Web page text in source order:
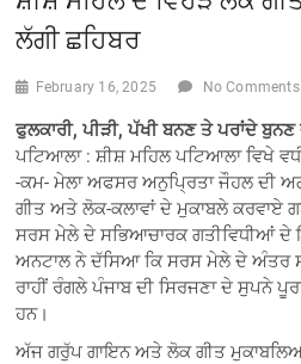
ਲੱਗੀ ਛਹਿਬਰ
February 16, 2025 No Comments
ਫੁਲਕਾਰੀ, ਪੀੜੀ, ਪੱਖੀ ਬਨਣ ਤੇ ਪਰਾਂਦੇ
ਪਟਿਆਲਾ : ਸ਼ੀਸ਼ ਮਹਿਲ ਪਟਿਆਲਾ ਵਿਖੇ
-ਕਮ- ਮੇਲਾ ਅਫਸਰ ਅਨੁਪ੍ਰਿਤਾ ਜੌਹਲ ਦੀ
ਗੀਤ ਅਤੇ ਲੋਕ-ਕਲਾਵਾਂ ਦੇ ਮੁਕਾਬਲੇ ਕਰਵਾਏ
ਸਰਸ ਮੇਲੇ ਦੇ ਸਭਿਆਚਾਰਕ ਗਤੀਵਿਧੀਆਂ ਦੇ
ਅਨਟਾਲ ਨੇ ਦੱਸਿਆ ਕਿ ਸਰਸ ਮੇਲੇ ਦੇ ਅੰਤਰ
ਰਾਹੀਂ ਰੰਗਲੇ ਪੰਜਾਬ ਦੀ ਸਿਰਜਣਾ ਦੇ ਸੁਪਨੇ
ਹਨ।
ਅੱਜ ਗਰੁੱਪ ਗਾਇਨ ਅਤੇ ਲੋਕ ਗੀਤ ਮੁਕਾਬਲਿਆਂ